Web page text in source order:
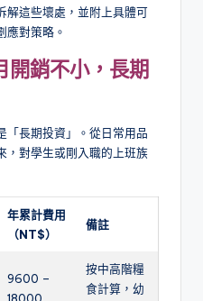
解這些壞處，並附上具體可
應對策略。
開銷不小，長期
「長期投資」。從日常用品
，對學生或剛入職的上班族
年累計費用
（NT$）
備註
9600 –
18000
按中高階糧
食計算，幼